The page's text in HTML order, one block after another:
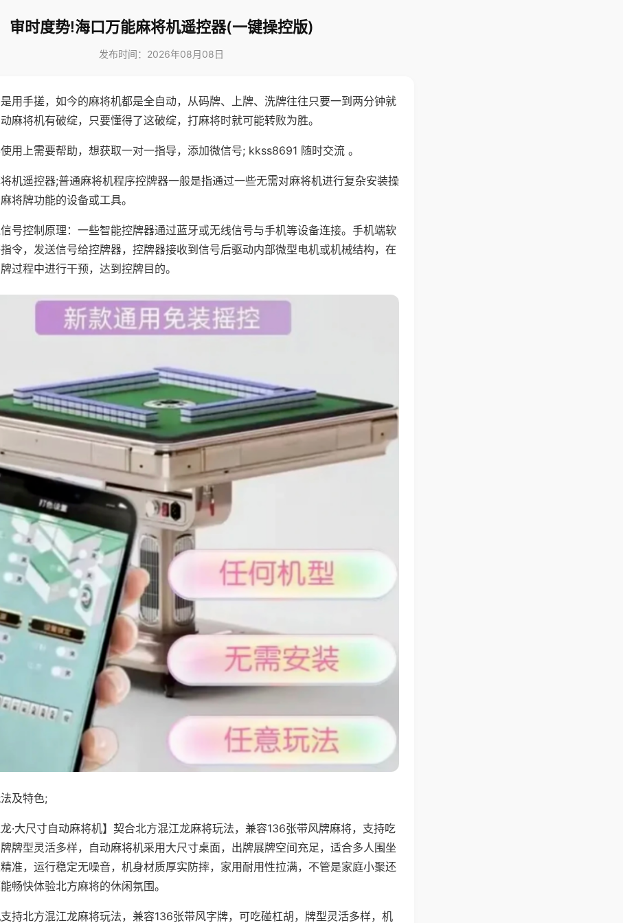
审时度势!海口万能麻将机遥控器(一键操控版)
发布时间：2026年08月08日
用手搓，如今的麻将机都是全自动，从码牌、上牌、洗牌往往只要一到两分钟就
麻将机有破绽，只要懂得了这破绽，打麻将时就可能转败为胜。
用上需要帮助，想获取一对一指导，添加微信号; kkss8691 随时交流 。
机遥控器;普通麻将机程序控牌器一般是指通过一些无需对麻将机进行复杂安装操
将牌功能的设备或工具。
号控制原理：一些智能控牌器通过蓝牙或无线信号与手机等设备连接。手机端软
令，发送信号给控牌器，控牌器接收到信号后驱动内部微型电机或机械结构，在
过程中进行干预，达到控牌目的。
及特色;
龙·大尺寸自动麻将机】契合北方混江龙麻将玩法，兼容136张带风牌麻将，支持吃
牌型灵活多样，自动麻将机采用大尺寸桌面，出牌展牌空间充足，适合多人围坐
准，运行稳定无噪音，机身材质厚实防摔，家用耐用性拉满，不管是家庭小聚还
畅快体验北方麻将的休闲氛围。
持北方混江龙麻将玩法，兼容136张带风字牌，可吃碰杠胡，牌型灵活多样，机